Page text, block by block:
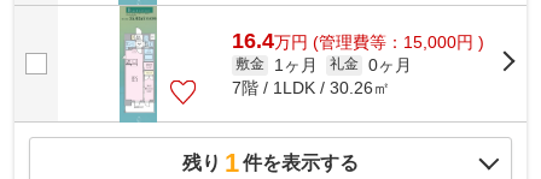
16.4万円 (管理費等：15,000円 )
敷金 1ヶ月 礼金 0ヶ月
7階 / 1LDK / 30.26㎡
残り 1件を表示する